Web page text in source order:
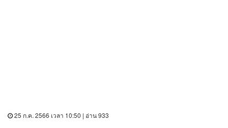
25 ก.ค. 2566 เวลา 10:50 | อ่าน 933